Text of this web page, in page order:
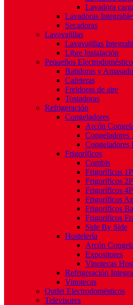
Lavadora
Lavadoras
Secadoras
Lavavajillas
Lavavajillas
Libre Instalación
Pequeños
Batidoras y
Cafeteras
Freidoras de aire
Tostadoras
Refrigeración
Congeladores
Arcón
Congeladores
Congeladores
Frigoríficos
Combis
Frigoríficos 1P
Frigoríficos 2P
Frigoríficos 4P
Frigoríficos
Frigoríficos
Frigoríficos
Side By Side
Hostelería
Arcón
Expositores
Vinotecas
Refrigeración
Vinotecas
Outlet Electrodomésticos
Televisores